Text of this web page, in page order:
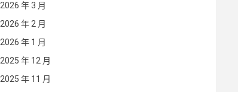
2026 年 3 月
2026 年 2 月
2026 年 1 月
2025 年 12 月
2025 年 11 月